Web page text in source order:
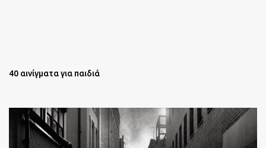
40 αινίγματα για παιδιά